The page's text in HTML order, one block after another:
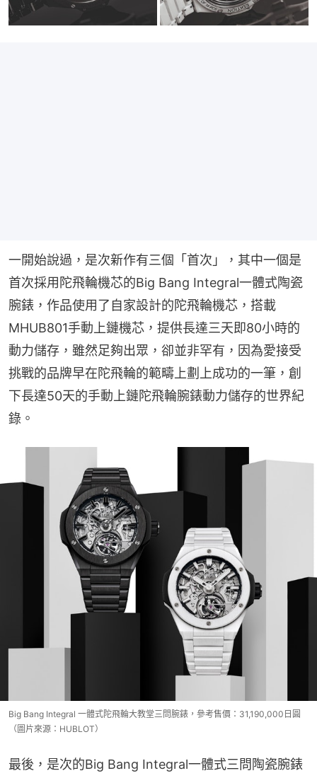
一開始說過，是次新作有三個「首次」，其中一個是
首次採用陀飛輪機芯的Big Bang Integral一體式陶瓷
腕錶，作品使用了自家設計的陀飛輪機芯，搭載
MHUB801手動上鏈機芯，提供長達三天即80小時的
動力儲存，雖然足夠出眾，卻並非罕有，因為愛接受
挑戰的品牌早在陀飛輪的範疇上劃上成功的一筆，創
下長達50天的手動上鏈陀飛輪腕錶動力儲存的世界紀
錄。
Big Bang Integral 一體式陀飛輪大教堂三問腕錶，參考售價：31,190,000日圓
（圖片來源：HUBLOT）
最後，是次的Big Bang Integral一體式三問陶瓷腕錶